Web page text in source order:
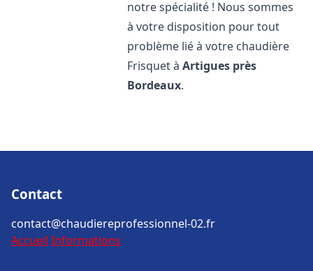
notre spécialité ! Nous sommes
à votre disposition pour tout
problème lié à votre chaudière
Frisquet àArtigues près
Bordeaux.
Contact
contact@chaudiereprofessionnel-02.fr
Accueil Informations